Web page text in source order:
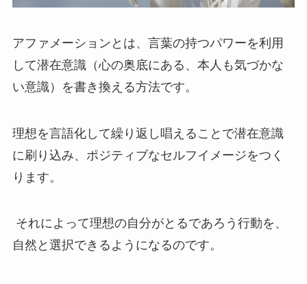
アファメーションとは、言葉の持つパワーを利用
して潜在意識（心の奥底にある、本人も気づかな
い意識）を書き換える方法です。
理想を言語化して繰り返し唱えることで潜在意識
に刷り込み、ポジティブなセルフイメージをつく
ります。
それによって理想の自分がとるであろう行動を、
自然と選択できるようになるのです。